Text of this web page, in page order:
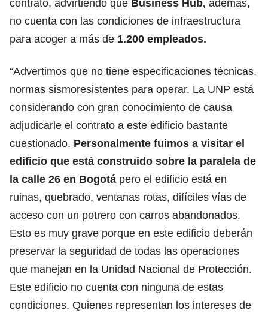
contrato, advirtiendo que Business Hub, además,
no cuenta con las condiciones de infraestructura
para acoger a más de 1.200 empleados.
“Advertimos que no tiene especificaciones técnicas,
normas sismoresistentes para operar. La UNP está
considerando con gran conocimiento de causa
adjudicarle el contrato a este edificio bastante
cuestionado. Personalmente fuimos a visitar el
edificio que está construido sobre la paralela de
la calle 26 en Bogotá pero el edificio está en
ruinas, quebrado, ventanas rotas, difíciles vías de
acceso con un potrero con carros abandonados.
Esto es muy grave porque en este edificio deberán
preservar la seguridad de todas las operaciones
que manejan en la Unidad Nacional de Protección.
Este edificio no cuenta con ninguna de estas
condiciones. Quienes representan los intereses de